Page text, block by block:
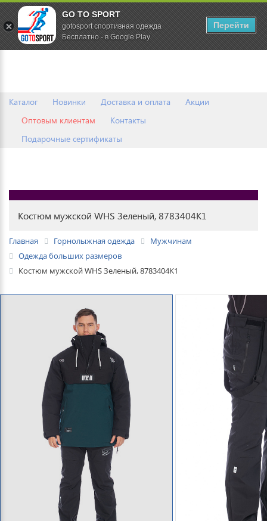
Каталог Новинки Доставка и оплата
Акции
Оптовым клиентам
Контакты
Подарочные сертификаты
0
Костюм мужской WHS Зеленый, 8783404K1
Главная Горнолыжная одежда
Мужчинам
Одежда больших размеров
Костюм мужской WHS Зеленый, 8783404K1
GO TO SPORT
gotosport спортивная одежда
Бесплатно - в Google Play
Перейти